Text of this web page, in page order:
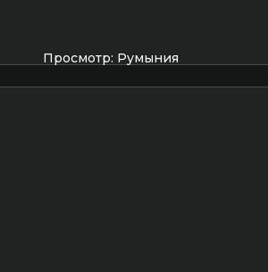
Просмотр: Румыния